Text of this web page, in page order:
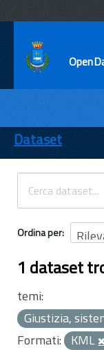
ENTI
TEMI
INFORMAZIONI
Dataset
Ordina per
1 dataset
temi:
Giustizia,
Formati: KML